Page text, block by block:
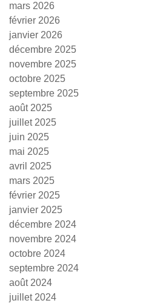
mars 2026
février 2026
janvier 2026
décembre 2025
novembre 2025
octobre 2025
septembre 2025
août 2025
juillet 2025
juin 2025
mai 2025
avril 2025
mars 2025
février 2025
janvier 2025
décembre 2024
novembre 2024
octobre 2024
septembre 2024
août 2024
juillet 2024